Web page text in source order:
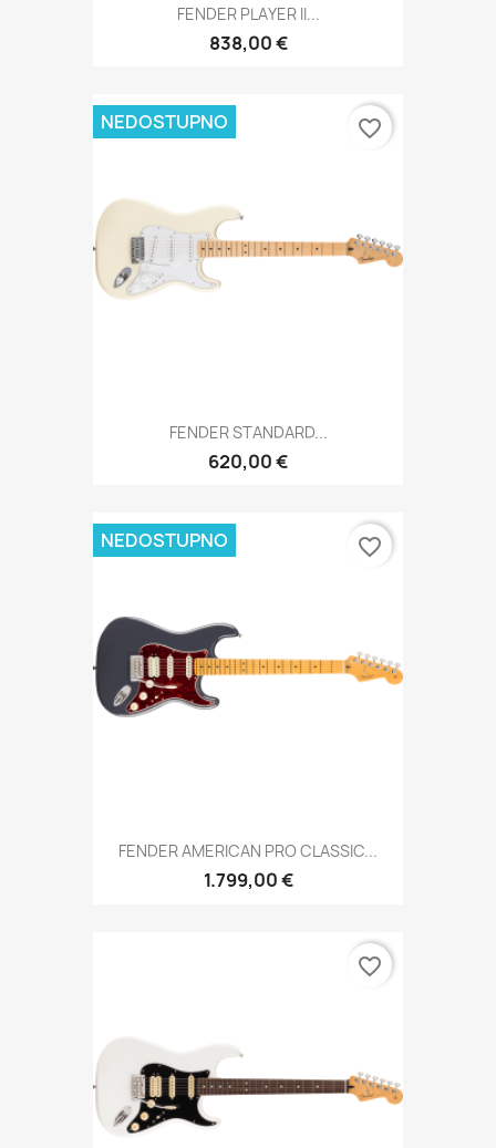
FENDER PLAYER II...
838,00 €
FENDER STANDARD...
620,00 €
NEDOSTUPNO favorite_border
FENDER AMERICAN PRO CLASSIC...
1.799,00 €
NEDOSTUPNO favorite_border
favorite_border